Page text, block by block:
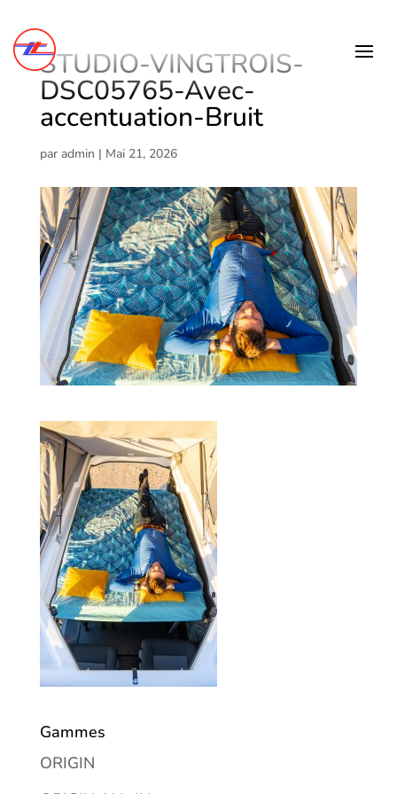
STUDIO-VINGTROIS-
DSC05765-Avec-
accentuation-Bruit
par admin | Mai 21, 2026
Gammes
ORIGIN